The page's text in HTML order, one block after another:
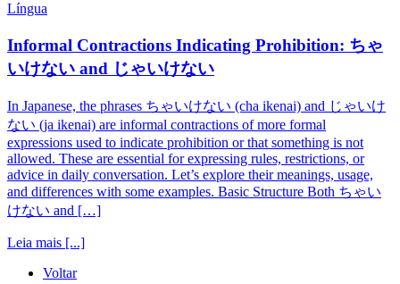
Língua
Informal Contractions Indicating Prohibition: ちゃ
いけない and じゃいけない
In Japanese, the phrases ちゃいけない (cha ikenai) and じゃいけ
ない (ja ikenai) are informal contractions of more formal
expressions used to indicate prohibition or that something is not
allowed. These are essential for expressing rules, restrictions, or
advice in daily conversation. Let’s explore their meanings, usage,
and differences with some examples. Basic Structure Both ちゃい
けない and […]
Leia mais [...]
Voltar